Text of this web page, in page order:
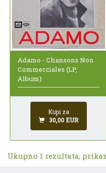
Adamo - Chansons Non
Commerciales (LP,
Album)
Kupi za
30,00 EUR
Ukupno 1 rezultata,